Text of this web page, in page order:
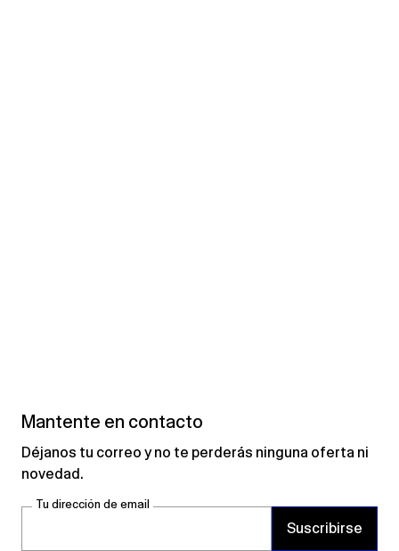
Mantente en contacto
Déjanos tu correo y no te perderás ninguna oferta ni
novedad.
Tu dirección de email
Suscribirse